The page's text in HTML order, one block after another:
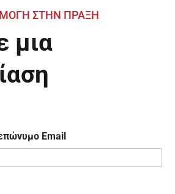
ΣΤΗΝ ΠΡΑΞΗ
μια
Email